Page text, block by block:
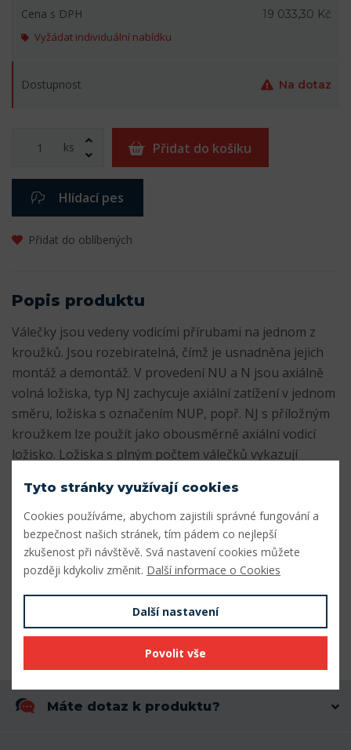
Cena s DPH
19 033,30 Kč
Vyžádat individuální nabídku
Dostupnost Na dotaz
ks Přidat do košíku
Hlídací pes
Přidat do oblíbených
Popis produktu
Válečky jsou vedeny vodicími přírubami na jednom z
kroužků. Jsou rozebiratelná, čímž je usnadněna jejich
montáž a demontáž. V provedení NU a N jsou axiálně
volná ložiska, typ NJ zachycuje axiální zatížení v jednom
směru, ložiska s označením NUP, popř. NJ s příložným
kroužkem lze použít jako obousměrně axiální vodicí
ložisko. Ložiska s plným počtem válečků vykazují
prostorových nárocích - označení NCF nebo NJG.
Parametry
Vnitřní průměr (mm)
Šířka (mm) 58
Máte dotaz k produktu?
Tyto stránky využívají cookies
Cookies používáme, abychom zajistili správné fungování a
bezpečnost našich stránek, tím pádem co nejlepší
zkušenost při návštěvě. Svá nastavení cookies můžete
později kdykoliv změnit. Další informace o Cookies
Další nastavení
Povolit vše